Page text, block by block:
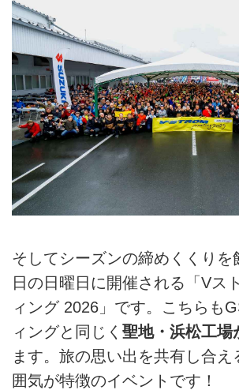
そしてシーズンの締めくくりを
日の日曜日に開催される「Vス
ィング 2026」です。こちらも
ィングと同じく 聖地・浜松工場
ます。旅の思い出を共有し合え
囲気が特徴のイベントです！